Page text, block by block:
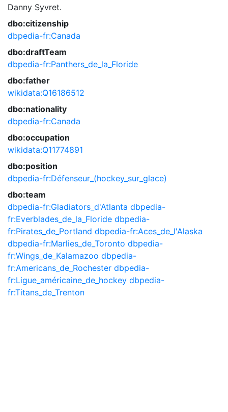
Danny Syvret.
dbo:citizenship
dbpedia-fr:Canada
dbo:draftTeam
dbpedia-fr:Panthers_de_la_Floride
dbo:father
wikidata:Q16186512
dbo:nationality
dbpedia-fr:Canada
dbo:occupation
wikidata:Q11774891
dbo:position
dbpedia-fr:Défenseur_(hockey_sur_glace)
dbo:team
dbpedia-fr:Gladiators_d'Atlanta dbpedia-
fr:Everblades_de_la_Floride dbpedia-
fr:Pirates_de_Portland dbpedia-fr:Aces_de_l'Alaska
dbpedia-fr:Marlies_de_Toronto dbpedia-
fr:Wings_de_Kalamazoo dbpedia-
fr:Americans_de_Rochester dbpedia-
fr:Ligue_américaine_de_hockey dbpedia-
fr:Titans_de_Trenton